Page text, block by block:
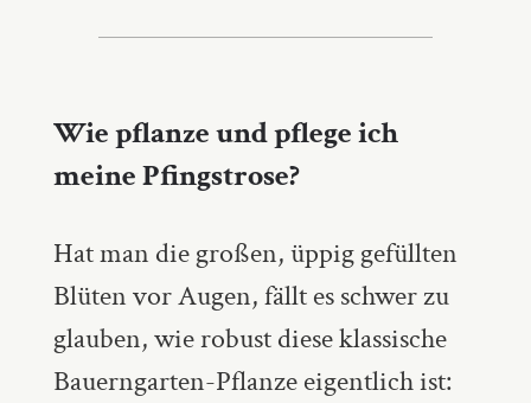
Wie pflanze und pflege ich
meine Pfingstrose?
Hat man die großen, üppig gefüllten
Blüten vor Augen, fällt es schwer zu
glauben, wie robust diese klassische
Bauerngarten-Pflanze eigentlich ist: